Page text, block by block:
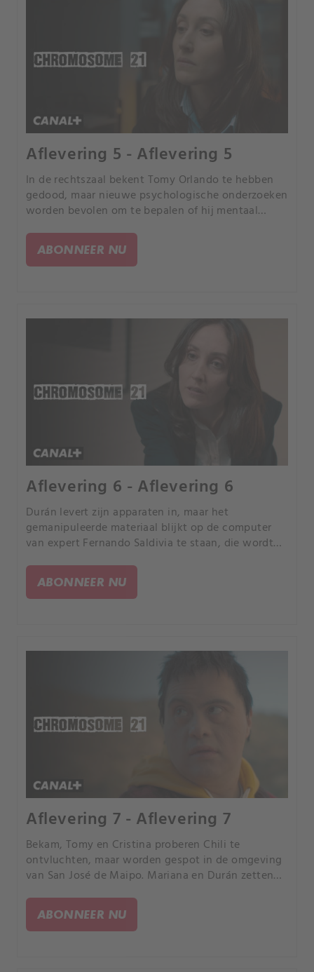
Aflevering 5 - Aflevering 5
In de rechtszaal bekent Tomy Orlando te hebben
gedood, maar nieuwe psychologische onderzoeken
worden bevolen om te bepalen of hij mentaal
ABONNEER NU
Aflevering 6 - Aflevering 6
Durán levert zijn apparaten in, maar het
gemanipuleerde materiaal blijkt op de computer
van expert Fernando Saldivia te staan, die wordt
ABONNEER NU
Aflevering 7 - Aflevering 7
Bekam, Tomy en Cristina proberen Chili te
ontvluchten, maar worden gespot in de omgeving
van San José de Maipo. Mariana en Durán zetten
zenuwslopende achtervolging in.
ABONNEER NU